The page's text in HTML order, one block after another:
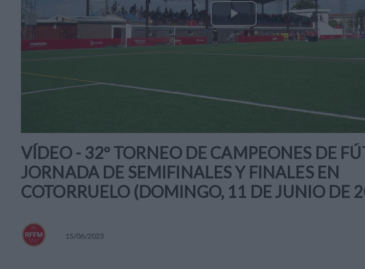
Play
Video
VÍDEO - 32º TORNEO DE CAMPEONES DE
JORNADA DE SEMIFINALES Y FINALES EN
COTORRUELO (DOMINGO, 11 DE JUNIO DE
15/06/2023